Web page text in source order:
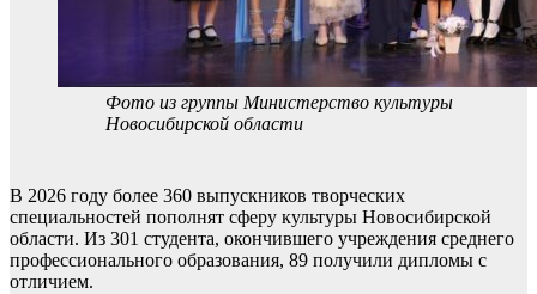
Фото из группы Министерство культуры
Новосибирской области
В 2026 году более 360 выпускников творческих
специальностей пополнят сферу культуры Новосибирской
области. Из 301 студента, окончившего учреждения среднего
профессионального образования, 89 получили дипломы с
отличием.